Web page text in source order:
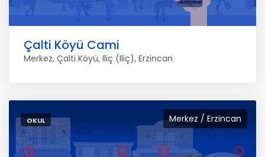
Çalti Köyü Cami
Merkez, Çalti Köyü, Iliç (Iliç), Erzincan
Merkez / Erzincan
OKUL